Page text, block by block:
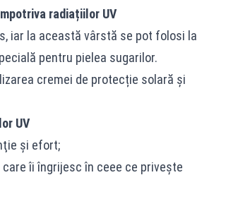
radiațiilor UV
iar la această vârstă se pot folosi la
pentru pielea sugarilor.
cremei de protecție solară și
UV
și efort;
îi îngrijesc în ceee ce privește